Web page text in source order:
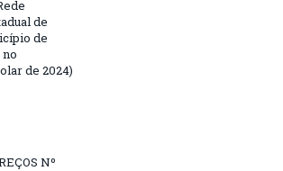
de
de
de 2024)
Nº